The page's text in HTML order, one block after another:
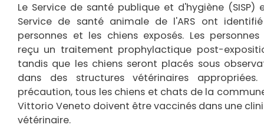
Le Service de santé publique et d'hygiène (SISP)
Service de santé animale de l'ARS ont
personnes et les chiens exposés. Les
reçu un traitement prophylactique post-
tandis que les chiens seront placés sous
dans des structures vétérinaires appropriées.
précaution, tous les chiens et chats de la
Vittorio Veneto doivent être vaccinés dans une
vétérinaire.